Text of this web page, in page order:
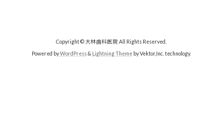
Copyright © 大林歯科医院 All Rights Reserved.
Powered byWordPress& Lightning Themeby Vektor,Inc. technology.